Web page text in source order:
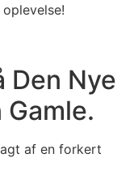
Den Nye
af en forkert